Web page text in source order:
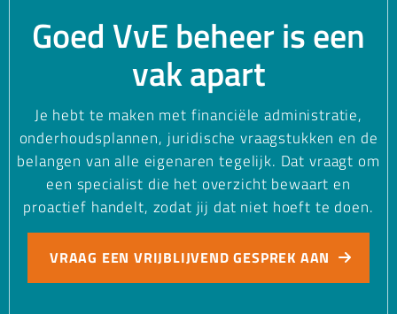
Goed VvE beheer is een
vak apart
Je hebt te maken met financiële administratie,
onderhoudsplannen, juridische vraagstukken en de
belangen van alle eigenaren tegelijk. Dat vraagt om
een specialist die het overzicht bewaart en
proactief handelt, zodat jij dat niet hoeft te doen.
VRAAG EEN VRIJBLIJVEND GESPREK AAN